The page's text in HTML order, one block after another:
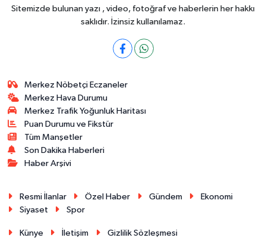
Sitemizde bulunan yazı , video, fotoğraf ve haberlerin her hakkı
saklıdır. İzinsiz kullanılamaz.
Merkez Nöbetçi Eczaneler
Merkez Hava Durumu
Merkez Trafik Yoğunluk Haritası
Puan Durumu ve Fikstür
Tüm Manşetler
Son Dakika Haberleri
Haber Arşivi
Resmi İlanlar Özel Haber Gündem
Ekonomi
Siyaset
Spor
Künye İletişim Gizlilik Sözleşmesi